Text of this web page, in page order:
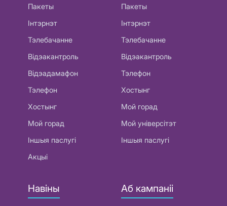
Пакеты
Інтэрнэт
Тэлебачанне
Відэакантроль
Відэадамафон
Тэлефон
Хостынг
Мой горад
Іншыя паслугі
Акцыі
Пакеты
Інтэрнэт
Тэлебачанне
Відэакантроль
Тэлефон
Хостынг
Мой горад
Мой універсітэт
Іншыя паслугі
Навіны Аб кампаніі